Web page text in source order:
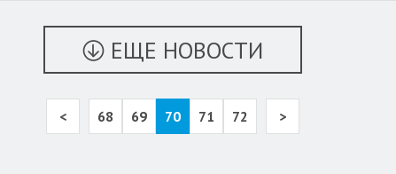
ЕЩЕ НОВОСТИ
< 68 69 70 71 72 >